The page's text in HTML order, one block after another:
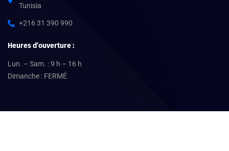
Tunisia
+216 31 390 990
Heures d’ouverture :
Lun. – Sam. : 9 h – 16 h
Dimanche : FERMÉ